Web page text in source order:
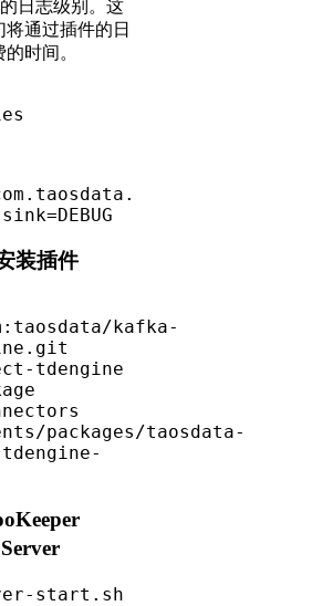
日志级别。这
通过插件的日
时间。
装插件
kafka-
tdengine
packages/taosdata-
start.sh